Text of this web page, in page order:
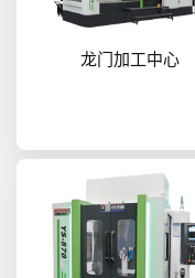
龙门加工中心